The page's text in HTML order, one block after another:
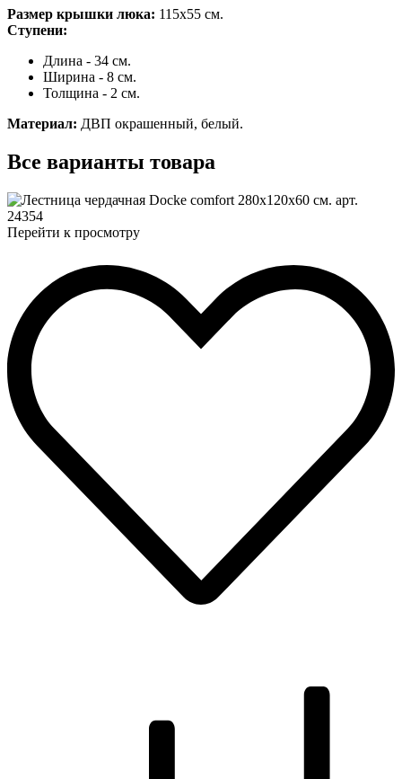
Размер крышки люка: 115x55 см.
Ступени:
Длина - 34 см.
Ширина - 8 см.
Толщина - 2 см.
Материал: ДВП окрашенный, белый.
Все варианты товара
Перейти к просмотру